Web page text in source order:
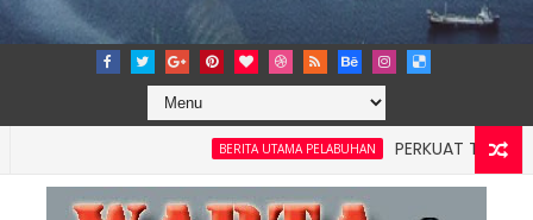
BERITA UTAMA PELABUHAN
PERKUAT TATA KELOLA
4: Pelindo Jasa Maritim Dengar Keluhan dan Kebutuhan